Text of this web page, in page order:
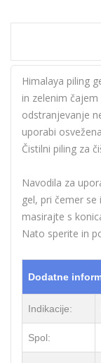
Himalaya piling
in zelenim
odstranjevanje
uporabi
Čistilni piling za
Navodila za
gel, pri čemer
masirajte s
Nato sperite in
Dodatne
Indikacije:
Spol: